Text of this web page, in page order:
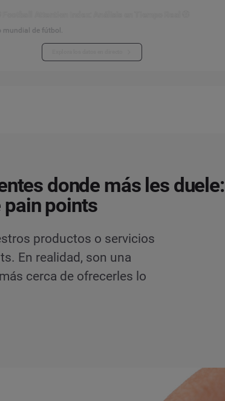
mundial de fútbol.
donde más les duele:
points
productos o servicios
En realidad, son una
cerca de ofrecerles lo